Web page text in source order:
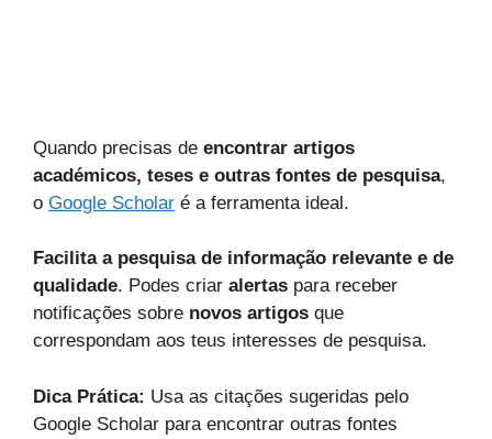
Quando precisas de encontrar artigos
académicos, teses e outras fontes de pesquisa,
o Google Scholar é a ferramenta ideal.
Facilita a pesquisa de informação relevante e de
qualidade. Podes criar alertas para receber
notificações sobre novos artigos que
correspondam aos teus interesses de pesquisa.
Dica Prática: Usa as citações sugeridas pelo
Google Scholar para encontrar outras fontes